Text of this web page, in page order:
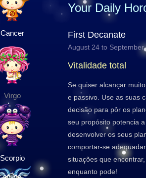
Cancer
Virgo
Scorpio
Your Daily
First Decanate
August 24 to September
Vitalidade total
Se quiser alcançar
e passivo. Use as suas
decisão para pôr os
seu propósito potencia
desenvolver os seus
comportar-se
situações que
enquanto pode!